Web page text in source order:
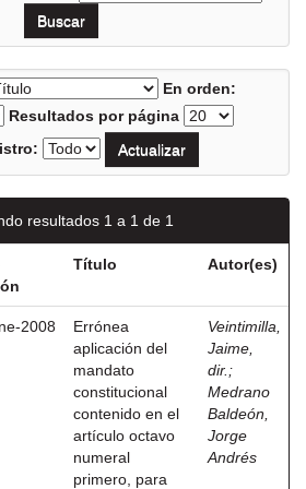
En orden:
Resultados por página
resultados 1 a 1 de 1
Título Autor(es)
2008
Errónea
aplicación del
mandato
constitucional
contenido en el
artículo octavo
numeral
primero, para
Veintimilla,
Jaime,
dir. ;
Medrano
Baldeón,
Jorge
Andrés